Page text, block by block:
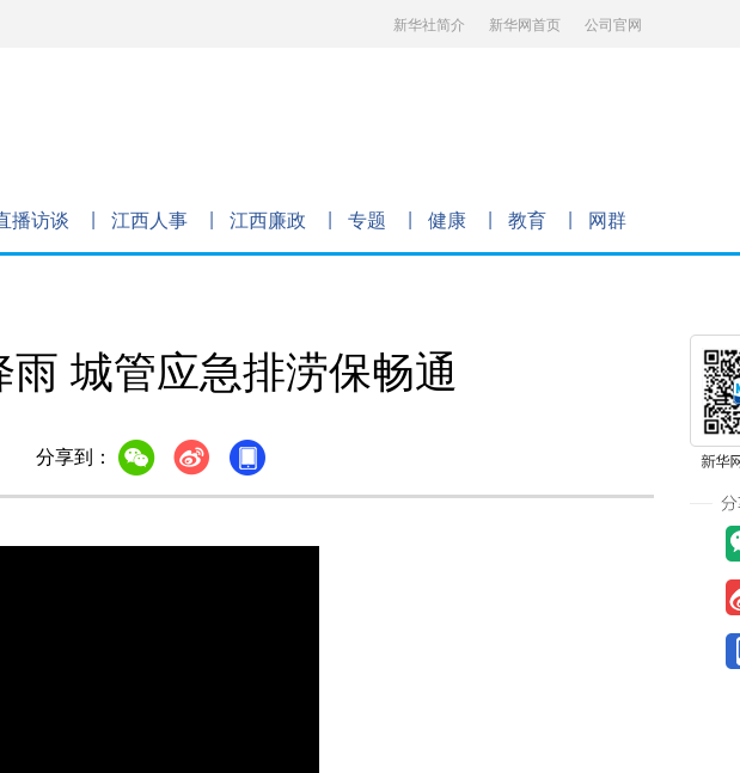
新华社简介 新华网首页 公司官网
播访谈 江西人事 江西廉政 专题 健康 教育 网群
城管应急排涝保畅通
分享到：